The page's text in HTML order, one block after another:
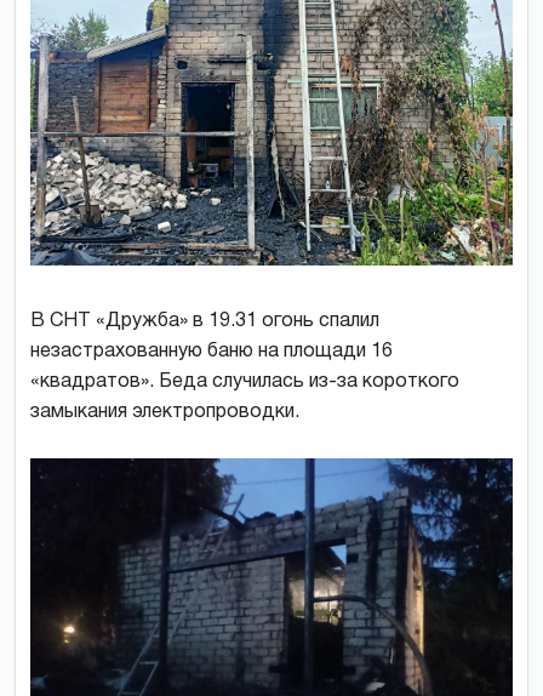
В СНТ «Дружба» в 19.31 огонь спалил
незастрахованную баню на площади 16
«квадратов». Беда случилась из-за короткого
замыкания электропроводки.